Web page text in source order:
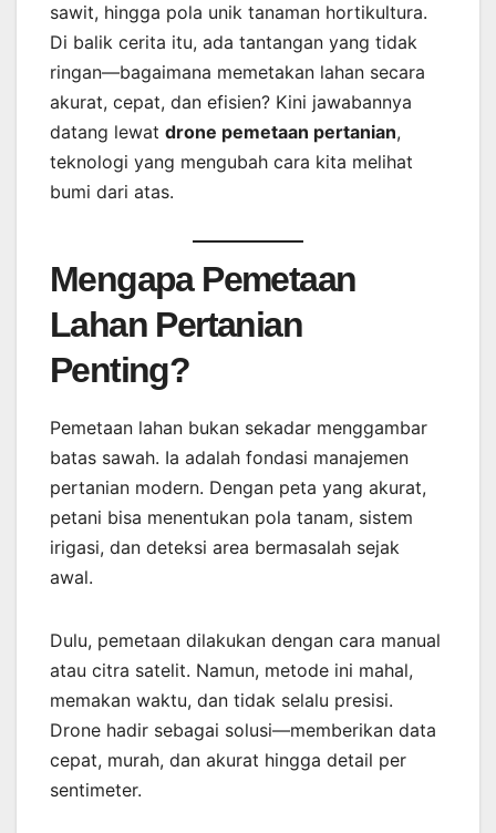
sawit, hingga pola unik tanaman hortikultura.
Di balik cerita itu, ada tantangan yang tidak
ringan—bagaimana memetakan lahan secara
akurat, cepat, dan efisien? Kini jawabannya
datang lewat drone pemetaan pertanian,
teknologi yang mengubah cara kita melihat
bumi dari atas.
Mengapa Pemetaan
Lahan Pertanian
Penting?
Pemetaan lahan bukan sekadar menggambar
batas sawah. Ia adalah fondasi manajemen
pertanian modern. Dengan peta yang akurat,
petani bisa menentukan pola tanam, sistem
irigasi, dan deteksi area bermasalah sejak
awal.
Dulu, pemetaan dilakukan dengan cara manual
atau citra satelit. Namun, metode ini mahal,
memakan waktu, dan tidak selalu presisi.
Drone hadir sebagai solusi—memberikan data
cepat, murah, dan akurat hingga detail per
sentimeter.